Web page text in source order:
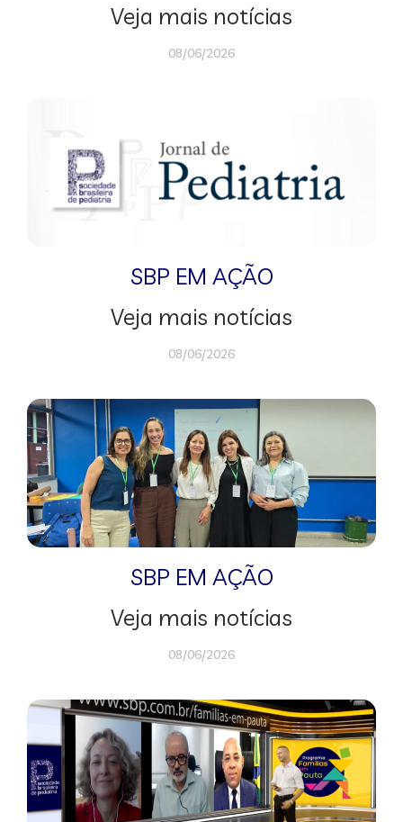
Veja mais notícias
08/06/2026
SBP EM AÇÃO
Veja mais notícias
08/06/2026
SBP EM AÇÃO
Veja mais notícias
08/06/2026